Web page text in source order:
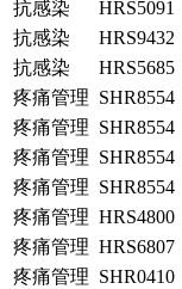
抗感染
HRS5091
抗感染
HRS9432
抗感染
HRS5685
疼痛管理 SHR8554
疼痛管理 SHR8554
疼痛管理 SHR8554
疼痛管理 SHR8554
疼痛管理 HRS4800
疼痛管理 HRS6807
疼痛管理 SHR0410